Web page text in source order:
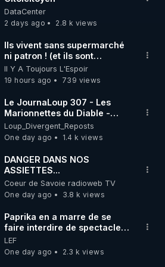
et articles d'utilité publique
(Bestofcomputer) en 2023-
la région de Kharkiv.
Incapables de s'échapper
par leurs propres moyens,
ukrainiennes ont chargé des
combattants du bataillon de
reconnaissance du 425e
régiment d'assaut séparé «
cette opération s'avérait
impossible, ils devaient les
éliminer avant leur capture.
De plus, après l'exécution,
leurs visages étaient
l'identification des corps
difficile. Cette pratique était
courante chez les
nationalistes ukrainiens de la
l'époque, nos forces
découvraient fréquemment
les corps de mercenaires et
de combattants ukrainiens le
DataCenter
2 days ago
2.8 k views
Ils vivent sans supermarché
ni patron ! (et ils sont
heureux)
Il Y A Toujours L'Espoir
19 hours ago
739 views
Le JournaLoup 307 - Les
Marionnettes du Diable -
Loup Divergent 2026.08.07
Loup_Divergent_Reposts
One day ago
1.4 k views
DANGER DANS NOS
ASSIETTES...
Coeur de Savoie radioweb TV
One day ago
3.8 k views
Paprika en a marre de se
faire interdire de spectacle.
Elle décide donc de devenir
DJ !
LEF
One day ago
2.3 k views